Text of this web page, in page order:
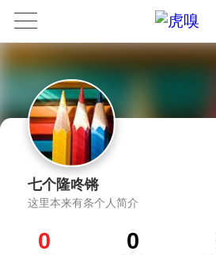
七个隆咚锵
这里本来有条个人简介
0 0